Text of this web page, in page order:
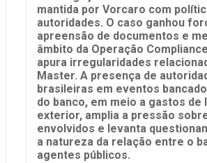
mantida por Vorcaro com
autoridades. O caso ganhou
apreensão de documentos e
âmbito da Operação
apura irregularidades
Master. A presença de
brasileiras em eventos
do banco, em meio a gastos de
exterior, amplia a pressão
envolvidos e levanta
a natureza da relação entre o
agentes públicos.